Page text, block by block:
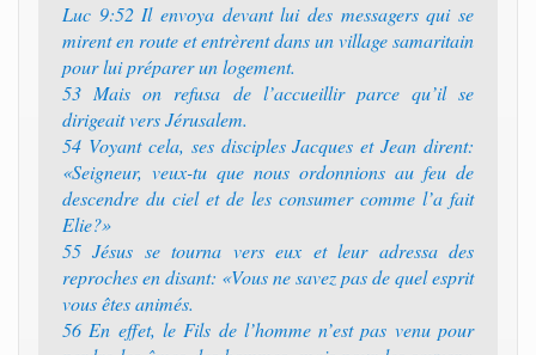
Luc 9:52 Il envoya devant lui des messagers qui se
mirent en route et entrèrent dans un village samaritain
pour lui préparer un logement.
53 Mais on refusa de l’accueillir parce qu’il se
dirigeait vers Jérusalem.
54 Voyant cela, ses disciples Jacques et Jean dirent:
«Seigneur, veux-tu que nous ordonnions au feu de
descendre du ciel et de les consumer comme l’a fait
Elie?»
55 Jésus se tourna vers eux et leur adressa des
reproches en disant: «Vous ne savez pas de quel esprit
vous êtes animés.
56 En effet, le Fils de l’homme n’est pas venu pour